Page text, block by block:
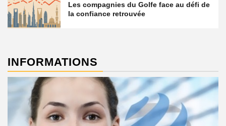
Les compagnies du Golfe face au défi de
la confiance retrouvée
INFORMATIONS